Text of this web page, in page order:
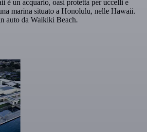
è un acquario, oasi protetta per uccelli e
marina situato a Honolulu, nelle Hawaii.
auto da Waikiki Beach.